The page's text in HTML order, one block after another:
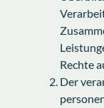
Rechte
Der